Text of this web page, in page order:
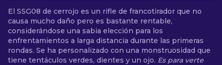
El SSG08 de cerrojo es un rifle de francotirador que no
causa mucho daño pero es bastante rentable,
considerándose una sabia elección para los
enfrentamientos a larga distancia durante las primeras
rondas. Se ha personalizado con una monstruosidad que
tiene tentáculos verdes, dientes y un ojo. Es para verte